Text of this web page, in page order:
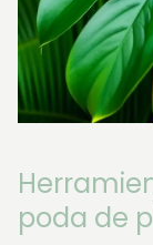
poda de